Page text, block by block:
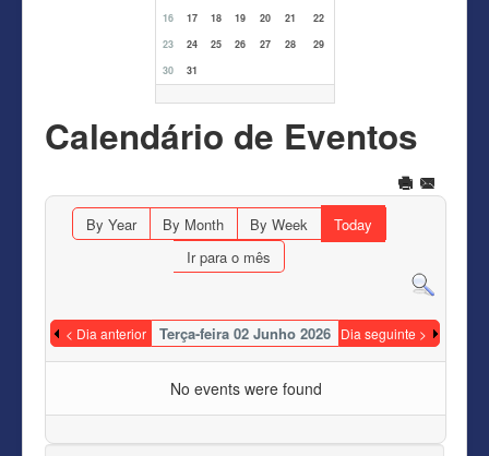
16
17 18 19 20 21
22
23
24 25 26 27 28
29
30
31
Calendário de Eventos
By Year By Month By Week
Today
Ir para o mês
< Dia anterior Terça-feira 02 Junho 2026 Dia seguinte >
No events were found